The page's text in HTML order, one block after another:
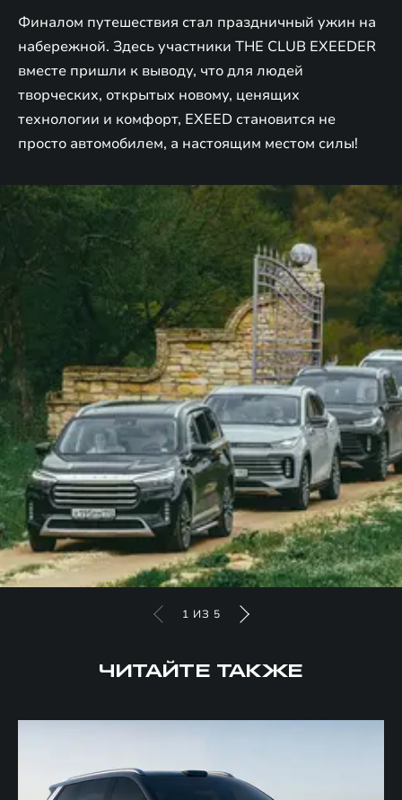
Финалом путешествия стал праздничный ужин на
набережной. Здесь участники THE CLUB EXEEDER
вместе пришли к выводу, что для людей
творческих, открытых новому, ценящих
технологии и комфорт, EXEED становится не
просто автомобилем, а настоящим местом силы!
1 ИЗ 5
ЧИТАЙТЕ ТАКЖЕ